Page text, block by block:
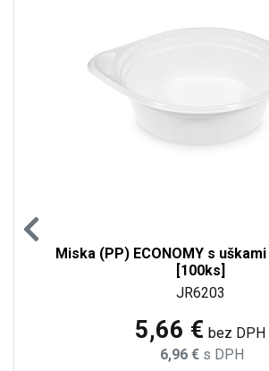
Miska (PP) ECONOMY s
[100ks]
JR6203
5,66 € bez DPH
6,96 € s DPH